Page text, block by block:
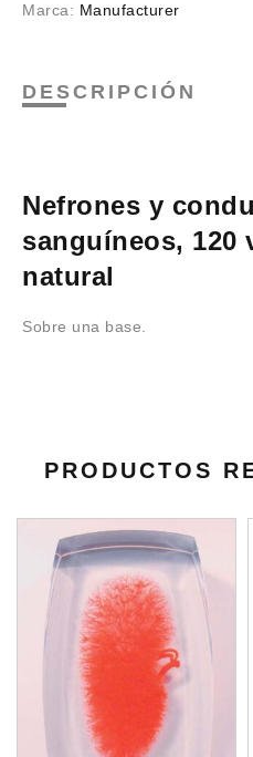
Marca: Manufacturer
DESCRIPCIÓN
Nefrones y
sanguíneos, 120
natural
Sobre una base.
PRODUCTOS